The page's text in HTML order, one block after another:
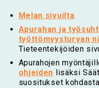
Melan sivuilta
Apurahan ja
työttömyysturvan
Tieteentekijöiden
Apurahojen
ohjeiden lisäksi
suositukset kohdasta